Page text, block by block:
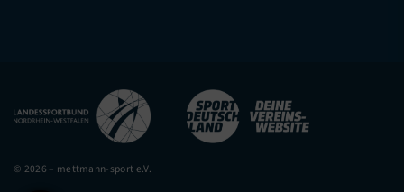
© 2026 – mettmann-sport e.V.